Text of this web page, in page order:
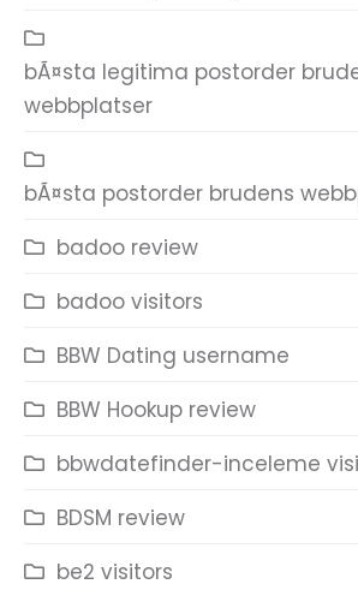
bÃ¤sta legitima postorder
webbplatser
bÃ¤sta postorder brudens
badoo review
badoo visitors
BBW Dating username
BBW Hookup review
bbwdatefinder-inceleme
BDSM review
be2 visitors